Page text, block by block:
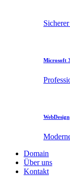
Microsoft
WebDesign
Domain
Über uns
Kontakt